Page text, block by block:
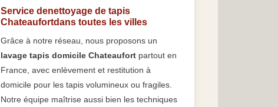
Service denettoyage de tapis
Chateaufortdans toutes les villes
Grâce à notre réseau, nous proposons un
lavage tapis domicile Chateaufortpartout en
France, avec enlèvement et restitution à
domicile pour les tapis volumineux ou fragiles.
Notre équipe maîtrise aussi bien les techniques